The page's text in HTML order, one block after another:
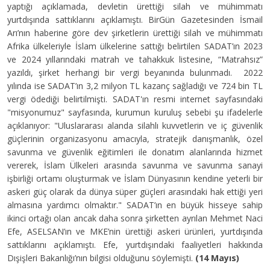
yaptığı açıklamada, devletin ürettiği silah ve mühimmatı
yurtdışında sattıklarını açıklamıştı. BirGün Gazetesinden İsmail
Arı’nın haberine göre dev şirketlerin ürettiği silah ve mühimmatı
Afrika ülkeleriyle İslam ülkelerine sattığı belirtilen SADAT’ın 2023
ve 2024 yıllarındaki matrah ve tahakkuk listesine, “Matrahsız”
yazıldı, şirket herhangi bir vergi beyanında bulunmadı. 2022
yılında ise SADAT’ın 3,2 milyon TL kazanç sağladığı ve 724 bin TL
vergi ödediği belirtilmişti. SADAT'ın resmi internet sayfasındaki
"misyonumuz" sayfasında, kurumun kuruluş sebebi şu ifadelerle
açıklanıyor: "Uluslararası alanda silahlı kuvvetlerin ve iç güvenlik
güçlerinin organizasyonu amacıyla, stratejik danışmanlık, özel
savunma ve güvenlik eğitimleri ile donatım alanlarında hizmet
vererek, İslam Ülkeleri arasında savunma ve savunma sanayi
işbirliği ortamı oluşturmak ve İslam Dünyasının kendine yeterli bir
askeri güç olarak da dünya süper güçleri arasındaki hak ettiği yeri
almasına yardımcı olmaktır." SADAT’ın en büyük hisseye sahip
ikinci ortağı olan ancak daha sonra şirketten ayrılan Mehmet Naci
Efe, ASELSAN’ın ve MKE’nin ürettiği askeri ürünleri, yurtdışında
sattıklarını açıklamıştı. Efe, yurtdışındaki faaliyetleri hakkında
Dışişleri Bakanlığı’nın bilgisi olduğunu söylemişti. (14 Mayıs)